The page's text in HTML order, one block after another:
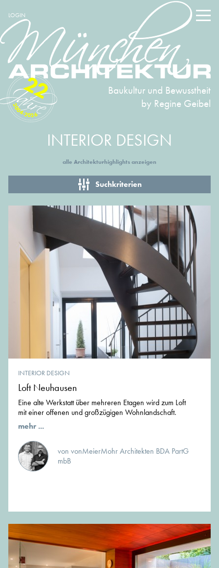
LOGIN
Baukultur und Bewusstheit
by Regine Geibel
2004-2026
22
INTERIOR DESIGN
alle Architekturhighlights anzeigen
Suchkriterien
INTERIOR DESIGN
Loft Neuhausen
Eine alte Werk­statt über mehreren Etagen wird zum Loft
mit einer of­fe­nen und gro­ßzü­gi­gen Wohn­land­schaft.
mehr ...
von vonMeierMohr Architekten BDA PartG
mbB